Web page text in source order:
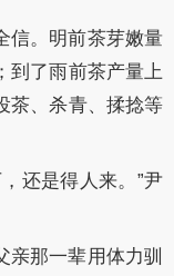
信。明前茶芽嫩量
到了雨前茶产量上
茶、杀青、揉捻等
还是得人来。”尹
那一辈用体力驯